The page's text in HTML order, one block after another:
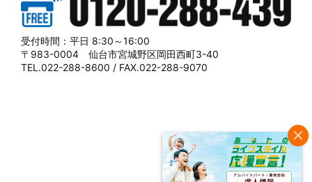
0120-288-439
受付時間：平日 8:30～16:00
〒983-0004 仙台市宮城野区岡田西町3-40
TEL.022-288-8600 / FAX.022-288-9070